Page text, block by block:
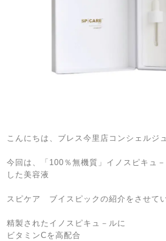
こんにちは、ブレス今里店コンシェルジ
今回は、「100％無機質」イノスピキュ
した美容液
スピケア ブイスピックの紹介をさせて
精製されたイノスピキュ－ルに
ビタミンCを高配合